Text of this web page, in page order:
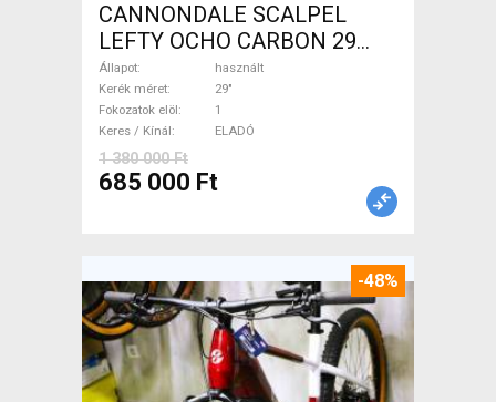
CANNONDALE SCALPEL
LEFTY OCHO CARBON 29
Mountain Bike 29" össztelós
/ fully használt ELADÓ
Állapot
használt
Kerék méret
29"
Fokozatok elöl
1
Keres / Kínál
ELADÓ
1 380 000 Ft
685 000 Ft
-48%